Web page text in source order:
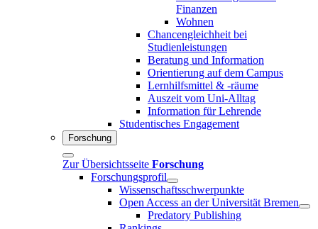
Finanzen
Wohnen
Chancengleichheit bei
Studienleistungen
Beratung und Information
Orientierung auf dem Campus
Lernhilfsmittel & -räume
Auszeit vom Uni-Alltag
Information für Lehrende
Studentisches Engagement
Forschung
Zur Übersichtsseite Forschung
Forschungsprofil
Wissenschaftsschwerpunkte
Open Access an der Universität Bremen
Predatory Publishing